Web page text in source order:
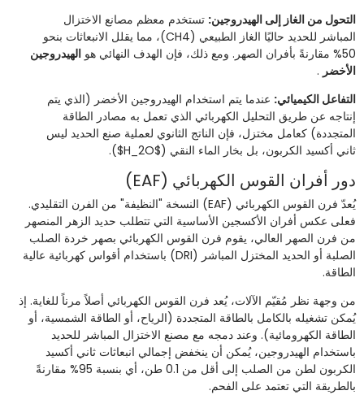
التحول من الغاز إلى الهيدروجين: تستخدم معظم مصانع الاختزال
المباشر للحديد حاليًا الغاز الطبيعي (CH4)، مما يقلل الانبعاثات بنحو
50% مقارنةً بأفران الصهر. ومع ذلك، فإن الهدف النهائي هو
الهيدروجين
الأخضر .
التفاعل الكيميائي: عندما يتم استخدام الهيدروجين الأخضر (الذي يتم
إنتاجه عن طريق التحليل الكهربائي الذي تعمل به مصادر الطاقة
المتجددة) كعامل مختزل، فإن الناتج الثانوي لعملية صنع الحديد ليس
ثاني أكسيد الكربون، بل بخار الماء النقي ($H_2O$).
دور أفران القوس الكهربائي (EAF)
يُعدّ فرن القوس الكهربائي (EAF) النسخة "النظيفة" من الفرن التقليدي.
فعلى عكس أفران الأكسجين الأساسية التي تتطلب حديد الزهر المنصهر
من فرن الصهر العالي، يقوم فرن القوس الكهربائي بصهر خردة الصلب
الصلبة أو الحديد المختزل المباشر (DRI) باستخدام أقواس كهربائية عالية
الطاقة.
من وجهة نظر مُقيّم الآلات، يُعد فرن القوس الكهربائي أصلاً مرناً للغاية. إذ
يُمكن تشغيله بالكامل بالطاقة المتجددة (الرياح، أو الطاقة الشمسية، أو
الطاقة الكهرومائية). وعند دمجه مع مصنع الاختزال المباشر للحديد
باستخدام الهيدروجين، يُمكن أن ينخفض إجمالي انبعاثات ثاني أكسيد
الكربون لطن من الصلب إلى أقل من 0.1 طن، أي بنسبة 95% مقارنةً
بالطريقة التي تعتمد على الفحم.